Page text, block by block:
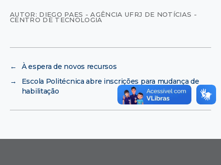
AUTOR: DIEGO PAES - AGÊNCIA UFRJ DE NOTÍCIAS -
CENTRO DE TECNOLOGIA
←
À espera de novos recursos
→
Escola Politécnica abre inscrições para mudança de
habilitação